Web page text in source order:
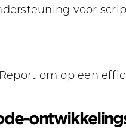
voor
om op een